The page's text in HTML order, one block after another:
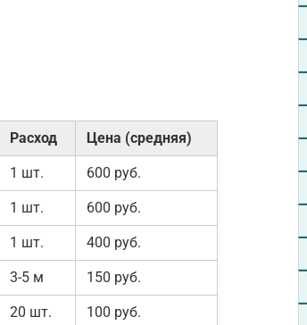
Расход Цена (средняя)
1 шт. 600 руб.
1 шт. 600 руб.
1 шт. 400 руб.
3-5 м 150 руб.
20 шт. 100 руб.